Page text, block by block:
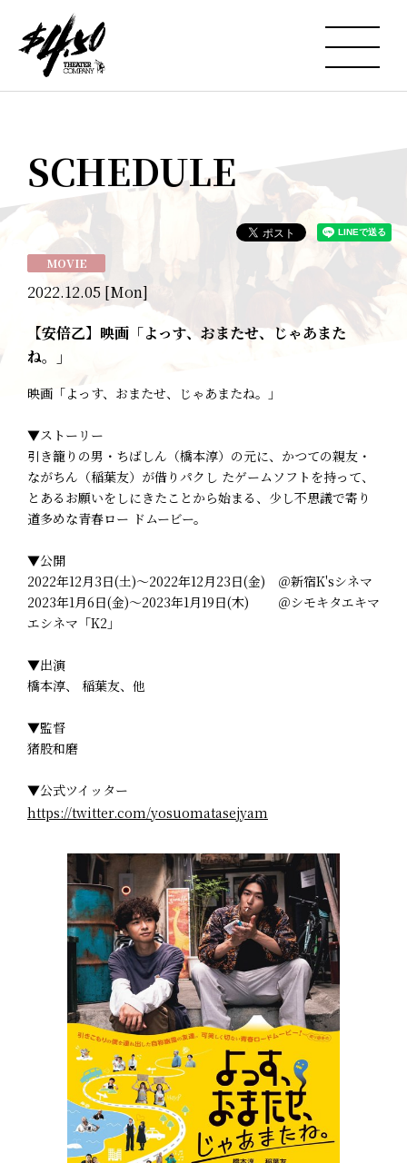
SCHEDULE
2022.12.05 [Mon]
MOVIE
【安倍乙】映画「よっす、おまたせ、じゃあまた
ね。」
映画「よっす、おまたせ、じゃあまたね。」
▼ストーリー
引き籠りの男・ちばしん（橋本淳）の元に、かつての親友・
ながちん（稲葉友）が借りパクし たゲームソフトを持って、
とあるお願いをしにきたことから始まる、少し不思議で寄り
道多めな青春ロー ドムービー。
▼公開
2022年12月3日(土)～2022年12月23日(金) ＠新宿K'sシネマ
2023年1月6日(金)～2023年1月19日(木) ＠シモキタエキマ
エシネマ「K2」
▼出演
橋本淳、 稲葉友、他
▼監督
猪股和磨
▼公式ツイッター
https://twitter.com/yosuomatasejyam